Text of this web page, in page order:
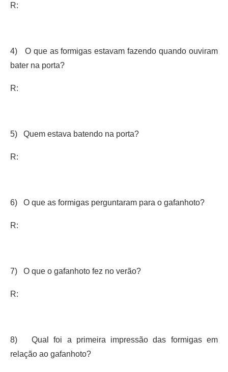
R:
4) O que as formigas estavam fazendo quando ouviram
bater na porta?
R:
5) Quem estava batendo na porta?
R:
6) O que as formigas perguntaram para o gafanhoto?
R:
7) O que o gafanhoto fez no verão?
R:
8) Qual foi a primeira impressão das formigas em
relação ao gafanhoto?